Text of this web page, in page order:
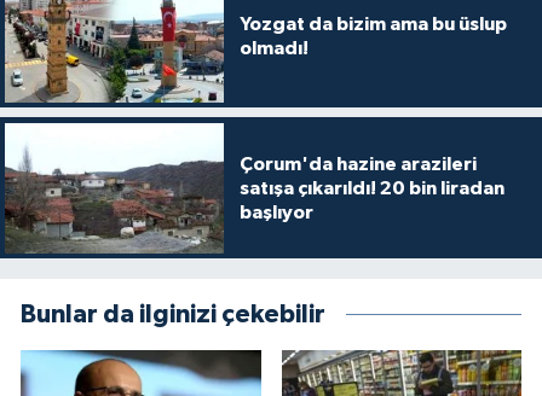
Yozgat da bizim ama bu üslup
olmadı!
Çorum'da hazine arazileri
satışa çıkarıldı! 20 bin liradan
başlıyor
Bunlar da ilginizi çekebilir